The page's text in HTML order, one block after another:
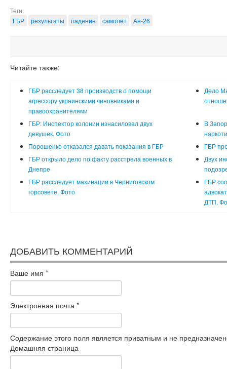
Теги:
ГБР
результаты падение самолет Ан-26
Читайте также:
ГБР расследует 38 производств о помощи
агрессору украинскими чиновниками и
правоохранителями
Дело
ГБР: Инспектор колонии изнасиловал двух
девушек. Фото
В
Порошенко отказался давать показания в ГБР
ГБР
ГБР открыло дело по факту расстрела военных в
Днепре
Двух
ГБР расследует махинации в Черниговском
горсовете. Фото
ГБР
ДТП.
ДОБАВИТЬ КОММЕНТАРИЙ
Ваше имя *
Электронная почта *
Содержание этого поля является приватным и не
Домашняя страница